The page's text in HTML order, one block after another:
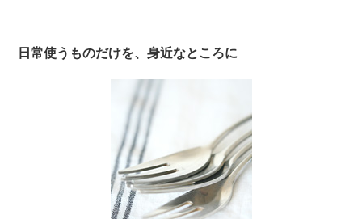
日常使うものだけを、身近なところに